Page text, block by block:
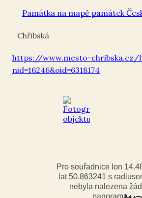
Památka na mapě památek
Chřibská
https://www.mesto-chribska.cz/
nid=16246&oid=6318174
Pro souřadnice lon
lat 50.863241 s
nebyla nalezena
panorama